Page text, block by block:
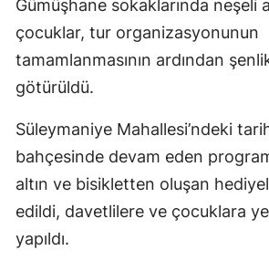
Nevşehir
Niğde
Gümüşhane sokaklarında neşeli
çocuklar, tur organizasyonunun
tamamlanmasının ardından
götürüldü.
Süleymaniye Mahallesi’ndeki
bahçesinde devam eden
altın ve bisikletten oluşan
edildi, davetlilere ve çocuklara
yapıldı.